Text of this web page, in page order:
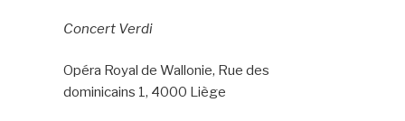
Concert Verdi
Opéra Royal de Wallonie, Rue des
dominicains 1, 4000 Liège